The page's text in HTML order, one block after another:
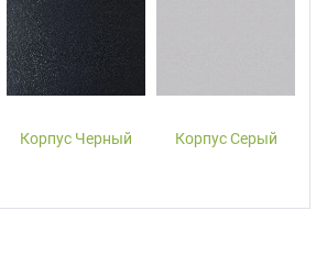
Корпус Черный Корпус Серый